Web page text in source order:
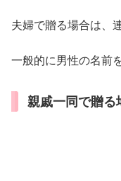
夫婦で贈る場合は、
一般的に男性の名前
親戚一同で贈る